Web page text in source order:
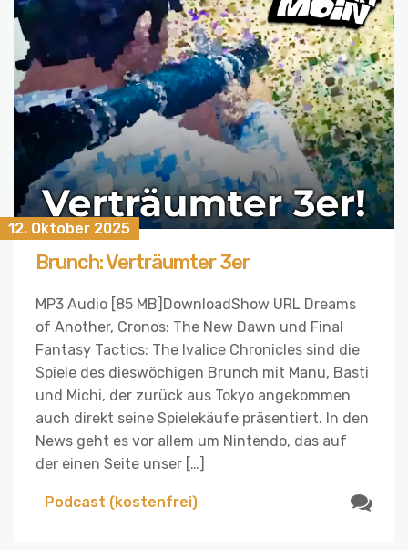
12. Oktober 2025
Brunch: Verträumter 3er
MP3 Audio [85 MB]DownloadShow URL Dreams
of Another, Cronos: The New Dawn und Final
Fantasy Tactics: The Ivalice Chronicles sind die
Spiele des dieswöchigen Brunch mit Manu, Basti
und Michi, der zurück aus Tokyo angekommen
auch direkt seine Spielekäufe präsentiert. In den
News geht es vor allem um Nintendo, das auf
der einen Seite unser […]
Podcast (kostenfrei)